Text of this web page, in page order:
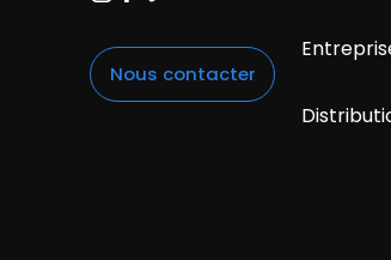
Nous contacter